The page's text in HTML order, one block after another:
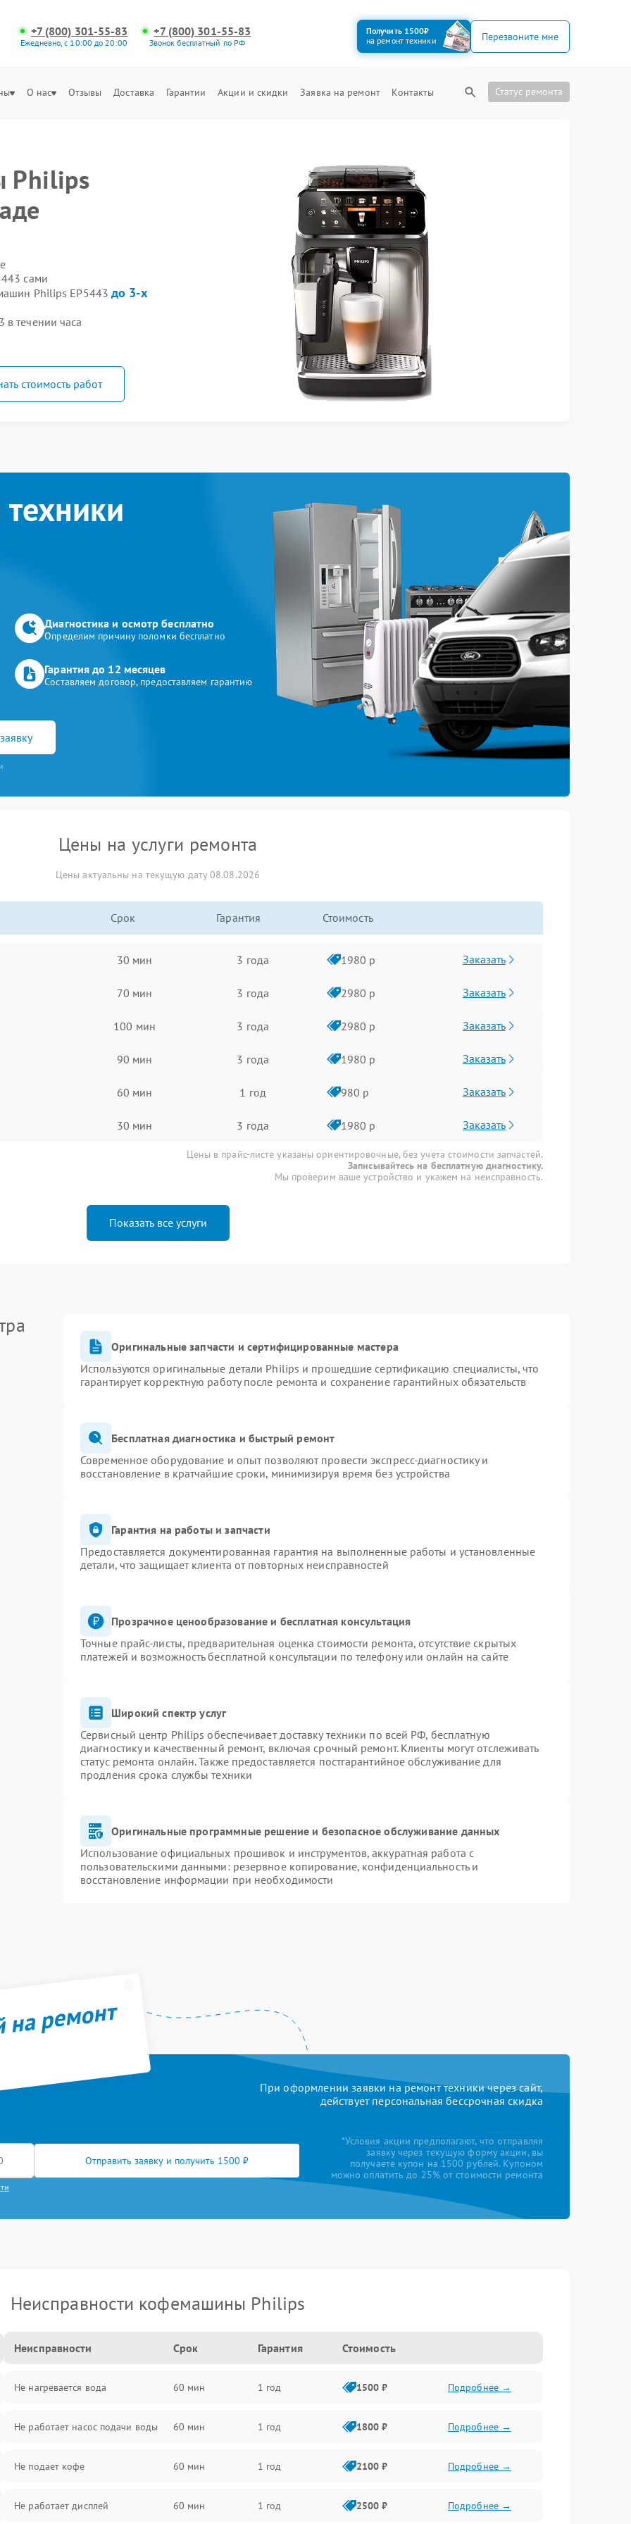
+7 (800) 301-55-83
Ежедневно, с 10:00 до 20:00
+7 (800) 301-55-83
Звонок бесплатный по РФ
Получить 1500₽
на ремонт техники
Перезвоните мне
О нас Отзывы Доставка Гарантии Акции и скидки Заявка на ремонт Контакты Статус ремонта
Philips
сами
Philips EP5443 до 3-х
течении часа
стоимость работ
Диагностика и осмотр бесплатно
Определим причину поломки бесплатно
Гарантия до 12 месяцев
Составляем договор, предоставляем гарантию
Цены на услуги ремонта
Цены актуальны на текущую дату 08.08.2026
Срок Гарантия Стоимость
30 мин 3 года 1980 р Заказать
70 мин 3 года 2980 р Заказать
100 мин 3 года 2980 р Заказать
90 мин 3 года 1980 р Заказать
60 мин 1 год 980 р Заказать
30 мин 3 года 1980 р Заказать
Цены в прайс-листе указаны ориентировочные, без учета стоимости запчастей.
Записывайтесь на бесплатную диагностику.
Мы проверим ваше устройство и укажем на неисправность.
Показать все услуги
Оригинальные запчасти и сертифицированные мастера
Используются оригинальные детали Philips и прошедшие сертификацию специалисты, что
гарантирует корректную работу после ремонта и сохранение гарантийных обязательств
Бесплатная диагностика и быстрый ремонт
Современное оборудование и опыт позволяют провести экспресс-диагностику и
восстановление в кратчайшие сроки, минимизируя время без устройства
Гарантия на работы и запчасти
Предоставляется документированная гарантия на выполненные работы и установленные
детали, что защищает клиента от повторных неисправностей
Прозрачное ценообразование и бесплатная консультация
Точные прайс-листы, предварительная оценка стоимости ремонта, отсутствие скрытых
платежей и возможность бесплатной консультации по телефону или онлайн на сайте
Широкий спектр услуг
Сервисный центр Philips обеспечивает доставку техники по всей РФ, бесплатную
диагностику и качественный ремонт, включая срочный ремонт. Клиенты могут отслеживать
статус ремонта онлайн. Также предоставляется постгарантийное обслуживание для
продления срока службы техники
Оригинальные программные решение и безопасное обслуживание данных
Использование официальных прошивок и инструментов, аккуратная работа с
пользовательскими данными: резервное копирование, конфиденциальность и
восстановление информации при необходимости
ремонт
При оформлении заявки на ремонт техники через сайт,
действует персональная бессрочная скидка
Отправить заявку и получить 1500 ₽
*Условия акции предполагают, что отправляя
заявку через текущую форму акции, вы
получаете купон на 1500 рублей. Купоном
можно оплатить до 25% от стоимости ремонта
Неисправности кофемашины Philips
Неисправности Срок Гарантия Стоимость
Не нагревается вода 60 мин 1 год 1500 ₽ Подробнее →
Не работает насос подачи воды 60 мин 1 год 1800 ₽ Подробнее →
Не подает кофе 60 мин 1 год 2100 ₽ Подробнее →
Не работает дисплей 60 мин 1 год 2500 ₽ Подробнее →